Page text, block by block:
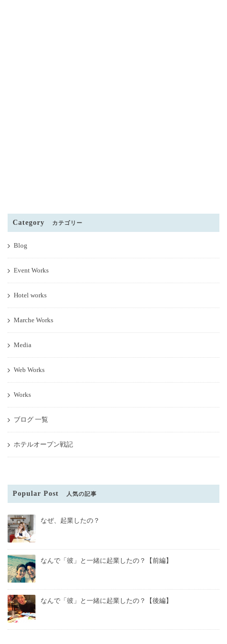
Category カテゴリー
Blog
Event Works
Hotel works
Marche Works
Media
Web Works
Works
ブログ 一覧
ホテルオープン戦記
Popular Post 人気の記事
なぜ、起業したの？
なんで「彼」と一緒に起業したの？【前編】
なんで「彼」と一緒に起業したの？【後編】